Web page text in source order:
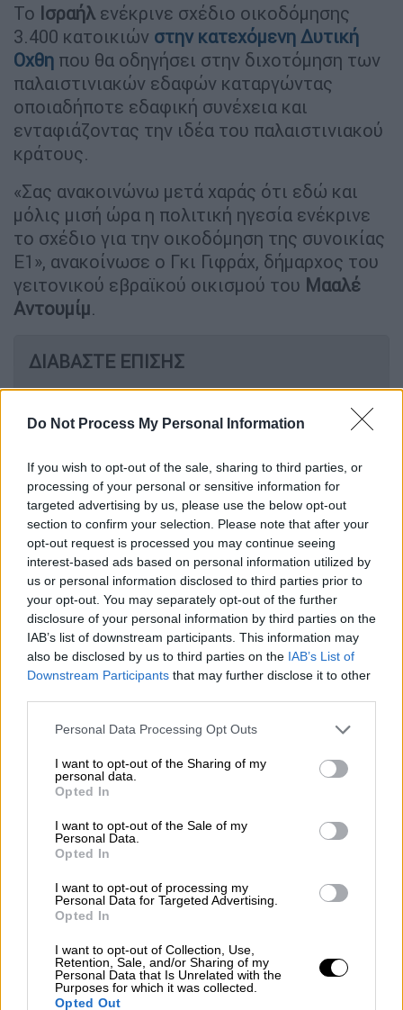
Do Not Process My Personal Information
If you wish to opt-out of the sale, sharing to third parties, or
processing of your personal or sensitive information for
targeted advertising by us, please use the below opt-out
section to confirm your selection. Please note that after your
opt-out request is processed you may continue seeing
interest-based ads based on personal information utilized by
us or personal information disclosed to third parties prior to
your opt-out. You may separately opt-out of the further
disclosure of your personal information by third parties on the
IAB’s list of downstream participants. This information may
also be disclosed by us to third parties on the IAB’s List of
Downstream Participants that may further disclose it to other
Please note that this website/app uses one or more Google
not limited to your visit or usage behaviour. You may click to
grant or deny consent to Google and its third-party tags to
use your data for below specified purposes in below Google
consent section.
Personal Data Processing Opt Outs
I want to opt-out of the Sharing of my
personal data.
Opted In
I want to opt-out of the Sale of my
Personal Data.
Opted In
I want to opt-out of processing my
Personal Data for Targeted Advertising.
Opted In
I want to opt-out of Collection, Use,
Retention, Sale, and/or Sharing of my
Personal Data that Is Unrelated with the
Purposes for which it was collected.
Opted Out
Το Ισραήλ ενέκρινε σχέδιο οικοδόμησης
3.400 κατοικιών στην κατεχόμενη Δυτική
Οχθη που θα οδηγήσει στην διχοτόμηση των
παλαιστινιακών εδαφών καταργώντας
οποιαδήποτε εδαφική συνέχεια και
ενταφιάζοντας την ιδέα του παλαιστινιακού
κράτους.
«Σας ανακοινώνω μετά χαράς ότι εδώ και
μόλις μισή ώρα η πολιτική ηγεσία ενέκρινε
το σχέδιο για την οικοδόμηση της συνοικίας
E1», ανακοίνωσε ο Γκι Γιφράχ, δήμαρχος του
γειτονικού εβραϊκού οικισμού του Μααλέ
Αντουμίμ.
ΔΙΑΒΑΣΤΕ ΕΠΙΣΗΣ
Γιατί ο Τραμπ φοβάται τον Πούτιν:
τον Αμερικανό πρόεδρο – Οι
επιπτώσεις στο Ουκρανικό
Πρόκειται για το σχέδιο Ε1, το οποίο
παρέμενε παγωμένο από το 2012 και
προορίζεται να διχοτομήσει τηνΔυτική
Οχθη . Την έγκριση του σχεδίου ανακοίνωσε
την περασμένη εβδομάδα ο Μπεζαλέλ
Σμότριτς, ο ακροδεξιός υπουργός
Οικονομικών της κυβέρνησης Νετανιάχου
προκαλώντας τις αντιδράσεις τη
Ευρωπαϊκής Ενωσης και του ΟΗΕ
κάλεσαν την ισραηλινή κυβέρνηση να το
εγκαταλείψει.
Το Ισραήλ είχε παγώσει τα σχέδια ανέγερσης
λόγω των διαφωνιών τωνΗνωμένων
Πολιτειών,των ευρωπαϊκών χωρών και
άλλων δυνάμεων, που θεώρησαν το σχέδιο
απειλή για οποιαδήποτεμελλοντική
συμφωνία με τουςΠαλαιστίνιους